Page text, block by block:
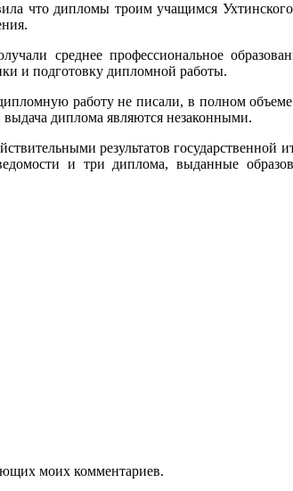
что дипломы троим учащимся
среднее профессиональное
и подготовку дипломной работы.
работу не писали, в полном
диплома являются незаконными.
результатов
и три диплома, выданные
моих комментариев.